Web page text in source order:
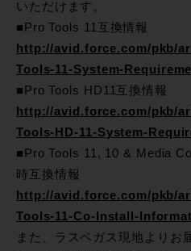
いただけます。
■Pro Tools 11互換情報
http://avid.force.com/pkb/
Tools-11-System-
■Pro Tools HD11互換情報
http://avid.force.com/pkb/
Tools-HD-11-System-
■Pro Tools 11, 10 & Media
時互換情報
http://avid.force.com/pkb/
Tools-11-Co-Install-
また、ラスベガス現地よりお